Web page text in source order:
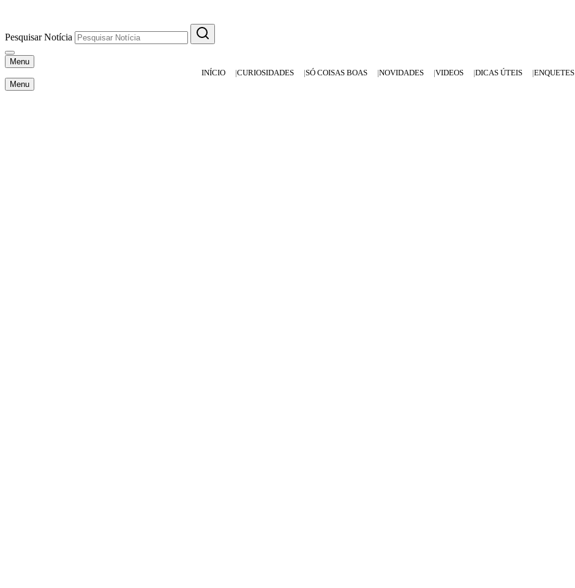
Pesquisar Notícia
Menu
INÍCIO
CURIOSIDADES SÓ COISAS BOAS NOVIDADES VIDEOS DICAS ÚTEIS ENQUETES
Menu